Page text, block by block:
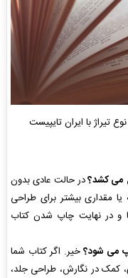
تیراژ با ایران تایپیست
می کشد؟در حالت عادی بدون
و ...، حدود 3 هفته یا مقداری بیشتر برای طراحی
و در نهایت چاپ شدن کتاب
می شود؟خیر. اگر کتاب شما
کمک در نگارش، طراحی جلد،